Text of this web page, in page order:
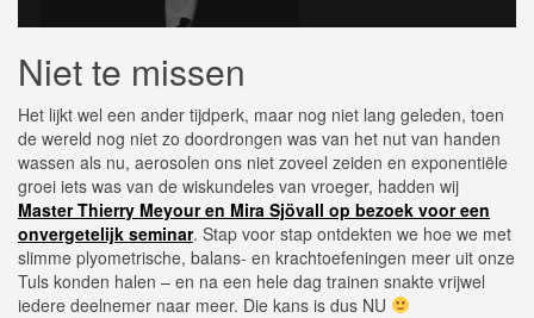
Niet te missen
Het lijkt wel een ander tijdperk, maar nog niet lang geleden, toen
de wereld nog niet zo doordrongen was van het nut van handen
wassen als nu, aerosolen ons niet zoveel zeiden en exponentiële
groei iets was van de wiskundeles van vroeger, hadden wij
Master Thierry Meyour en Mira Sjövall op bezoek voor een
onvergetelijk seminar. Stap voor stap ontdekten we hoe we met
slimme plyometrische, balans- en krachtoefeningen meer uit onze
Tuls konden halen – en na een hele dag trainen snakte vrijwel
iedere deelnemer naar meer. Die kans is dus NU